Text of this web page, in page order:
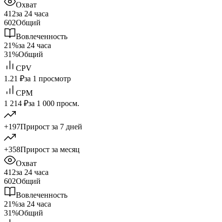
Охват
412за 24 часа
602Общий
Вовлеченность
21%за 24 часа
31%Общий
CPV
1.21 ₽за 1 просмотр
CPM
1 214 ₽за 1 000 просм.
+197Прирост за 7 дней
+358Прирост за месяц
Охват
412за 24 часа
602Общий
Вовлеченность
21%за 24 часа
31%Общий